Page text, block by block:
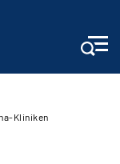
Kliniken